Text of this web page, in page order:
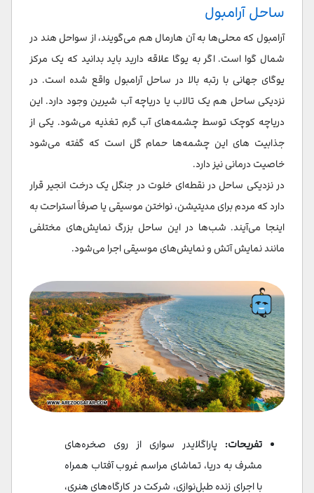
ساحل آرامبول
آرامبول که محلی‌ها به آن هارمال هم می‌گویند، از سواحل هند در
شمال گوا است. اگر به یوگا علاقه دارید باید بدانید که یک مرکز
یوگای جهانی با رتبه بالا در ساحل آرامبول واقع شده است. در
نزدیکی ساحل هم یک تالاب یا دریاچه آب شیرین وجود دارد. این
دریاچه کوچک توسط چشمه‌های آب گرم تغذیه می‌شود. یکی از
جذابیت های این چشمه‌ها حمام گل است که گفته می‌شود
خاصیت درمانی نیز دارد.
در نزدیکی ساحل در نقطه‌ای خلوت در جنگل یک درخت انجیر قرار
دارد که مردم برای مدیتیشن، نواختن موسیقی یا صرفاً استراحت به
اینجا می‌آیند. شب‌ها در این ساحل بزرگ نمایش‌های مختلفی
مانند نمایش آتش و نمایش‌های موسیقی اجرا می‌شود.
تفریحات: پاراگلایدر سواری از روی صخره‌های
مشرف به دریا، تماشای مراسم غروب آفتاب همراه
با اجرای زنده طبل‌نوازی، شرکت در کارگاه‌های هنری،